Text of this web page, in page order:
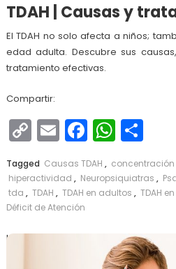
TDAH | Causas y
El TDAH no solo afecta a niños;
edad adulta. Descubre sus
tratamiento efectivas.
Compartir:
Copy
Link
Email
Tagged Causas TDAH , concentración
hiperactividad , Neuropsiquiatras ,
tda , TDAH , TDAH en adultos , TDAH
Déficit de Atención
Leer